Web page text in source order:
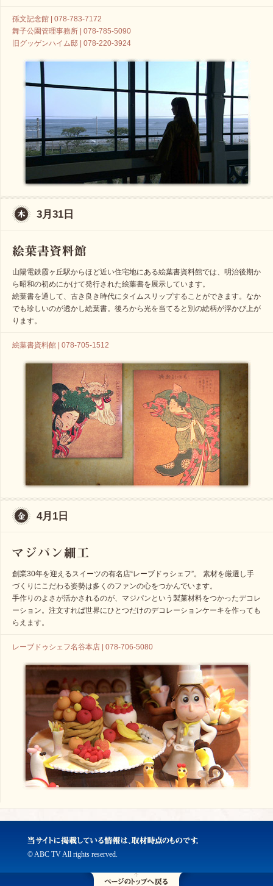
孫文記念館 | 078-783-7172
舞子公園管理事務所 | 078-785-5090
旧グッゲンハイム邸 | 078-220-3924
3月31日
山陽電鉄霞ヶ丘駅からほど近い住宅地にある絵葉書資料館では、明治後期か
ら昭和の初めにかけて発行された絵葉書を展示しています。
絵葉書を通して、古き良き時代にタイムスリップすることができます。なか
でも珍しいのが透かし絵葉書。後ろから光を当てると別の絵柄が浮かび上が
ります。
絵葉書資料館 | 078-705-1512
4月1日
創業30年を迎えるスイーツの有名店“レーブドゥシェフ”。 素材を厳選し手
づくりにこだわる姿勢は多くのファンの心をつかんでいます。
手作りのよさが活かされるのが、マジパンという製菓材料をつかったデコレ
ーション。注文すれば世界にひとつだけのデコレーションケーキを作っても
らえます。
レーブドゥシェフ名谷本店 | 078-706-5080
© ABC TV All rights reserved.